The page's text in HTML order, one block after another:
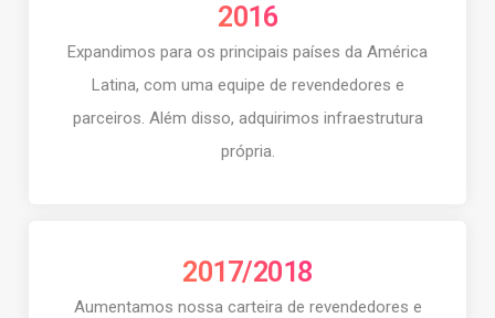
2016
Expandimos para os principais países da América
Latina, com uma equipe de revendedores e
parceiros. Além disso, adquirimos infraestrutura
própria.
2017/2018
Aumentamos nossa carteira de revendedores e